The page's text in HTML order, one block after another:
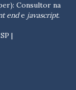
Consultor na
ende javascript.
|